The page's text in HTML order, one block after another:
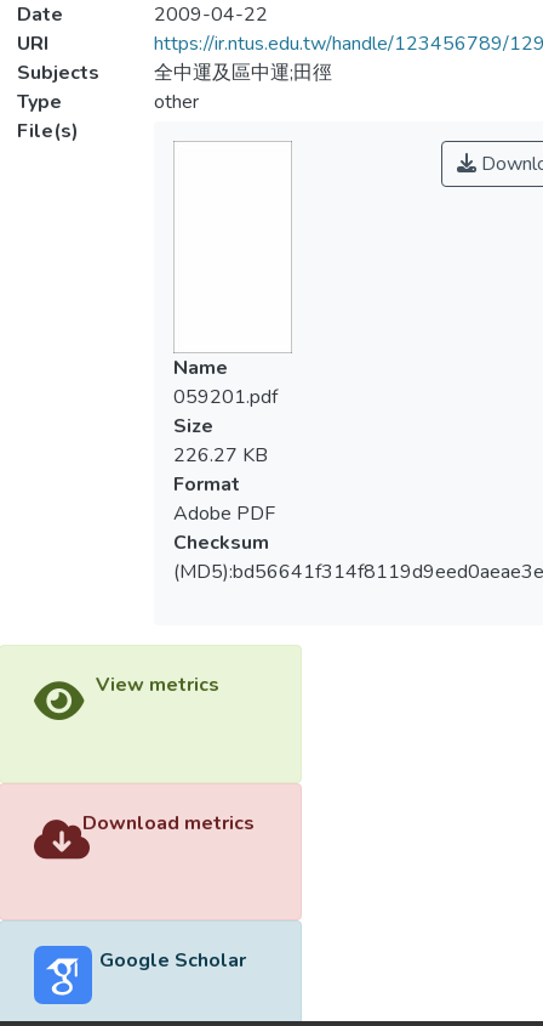
Date
2009-04-22
URI
https://ir.ntus.edu.tw/handle/123456789/
Subjects
全中運及區中運;田徑
Type
other
File(s)
Name
059201.pdf
Size
226.27 KB
Format
Adobe PDF
Checksum
View metrics
Download metrics
Google Scholar